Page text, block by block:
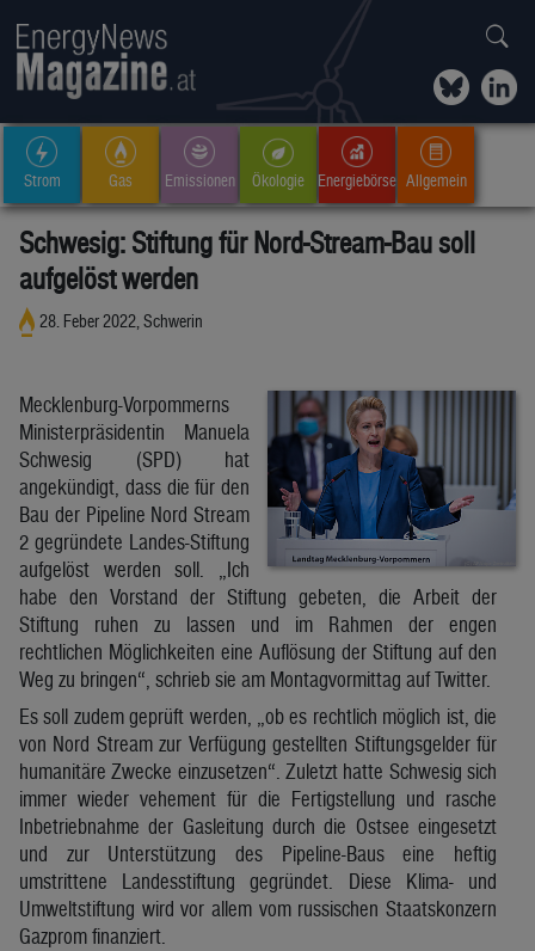
Strom Gas Emissionen Ökologie Energiebörse Allgemein
Schwesig: Stiftung für Nord-Stream-Bau soll
aufgelöst werden
28. Feber 2022, Schwerin
Mecklenburg-Vorpommerns
Ministerpräsidentin Manuela
Schwesig (SPD) hat
angekündigt, dass die für den
Bau der Pipeline Nord Stream
2 gegründete Landes-Stiftung
aufgelöst werden soll. „Ich
habe den Vorstand der Stiftung gebeten, die Arbeit der
Stiftung ruhen zu lassen und im Rahmen der engen
rechtlichen Möglichkeiten eine Auflösung der Stiftung auf den
Weg zu bringen“, schrieb sie am Montagvormittag auf Twitter.
Es soll zudem geprüft werden, „ob es rechtlich möglich ist, die
von Nord Stream zur Verfügung gestellten Stiftungsgelder für
humanitäre Zwecke einzusetzen“. Zuletzt hatte Schwesig sich
immer wieder vehement für die Fertigstellung und rasche
Inbetriebnahme der Gasleitung durch die Ostsee eingesetzt
und zur Unterstützung des Pipeline-Baus eine heftig
umstrittene Landesstiftung gegründet. Diese Klima- und
Umweltstiftung wird vor allem vom russischen Staatskonzern
Gazprom finanziert.